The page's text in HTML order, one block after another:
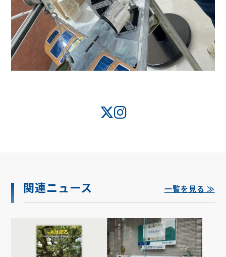
関連ニュース 一覧を見る ≫